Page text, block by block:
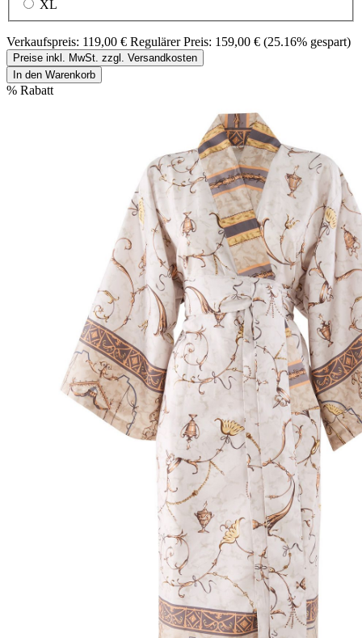
XL
Verkaufspreis: 119,00 € Regulärer Preis: 159,00 € (25.16% gespart)
Preise inkl. MwSt. zzgl. Versandkosten
In den Warenkorb
% Rabatt